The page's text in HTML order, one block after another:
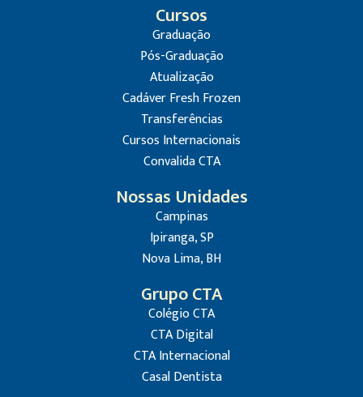
Cursos
Graduação
Pós-Graduação
Atualização
Cadáver Fresh Frozen
Transferências
Cursos Internacionais
Convalida CTA
Nossas Unidades
Campinas
Ipiranga, SP
Nova Lima, BH
Grupo CTA
Colégio CTA
CTA Digital
CTA Internacional
Casal Dentista